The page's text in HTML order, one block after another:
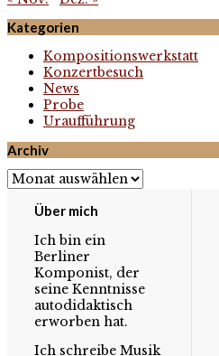
Kategorien
Kompositionswerkstatt
Konzertbesuch
News
Probe
Uraufführung
Archiv
Archiv
Über mich
Ich bin ein
Berliner
Komponist, der
seine Kenntnisse
autodidaktisch
erworben hat.
Ich schreibe Musik